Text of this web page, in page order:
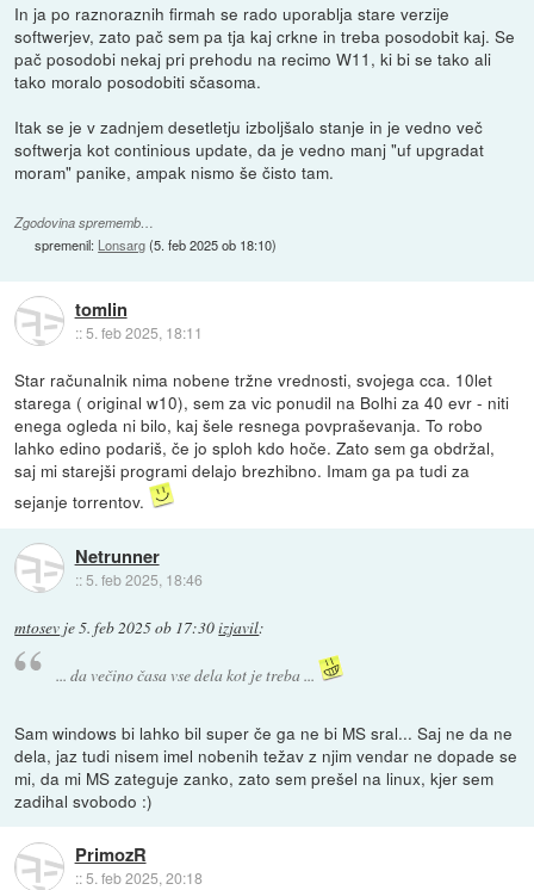
In ja po raznoraznih firmah se rado uporablja stare verzije
softwerjev, zato pač sem pa tja kaj crkne in treba posodobit kaj. Se
pač posodobi nekaj pri prehodu na recimo W11, ki bi se tako ali
tako moralo posodobiti sčasoma.
Itak se je v zadnjem desetletju izboljšalo stanje in je vedno več
softwerja kot continious update, da je vedno manj "uf upgradat
moram" panike, ampak nismo še čisto tam.
Zgodovina sprememb…
spremenil: Lonsarg(5. feb 2025 ob 18:10)
tomlin
::5. feb 2025, 18:11
Star računalnik nima nobene tržne vrednosti, svojega cca. 10let
starega ( original w10), sem za vic ponudil na Bolhi za 40 evr - niti
enega ogleda ni bilo, kaj šele resnega povpraševanja. To robo
lahko edino podariš, če jo sploh kdo hoče. Zato sem ga obdržal,
saj mi starejši programi delajo brezhibno. Imam ga pa tudi za
sejanje torrentov.
Netrunner
:: 5. feb 2025, 18:46
mtosev je5. feb 2025 ob 17:30izjavil:
... da večino časa vse dela kot je treba ...
Sam windows bi lahko bil super če ga ne bi MS sral... Saj ne da ne
dela, jaz tudi nisem imel nobenih težav z njim vendar ne dopade se
mi, da mi MS zateguje zanko, zato sem prešel na linux, kjer sem
zadihal svobodo :)
PrimozR
::5. feb 2025, 20:18